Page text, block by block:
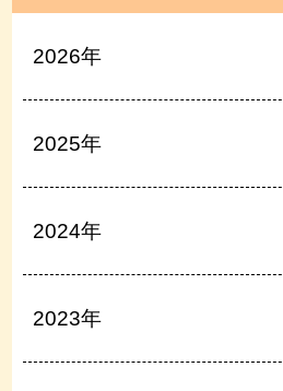
2026年
2025年
2024年
2023年